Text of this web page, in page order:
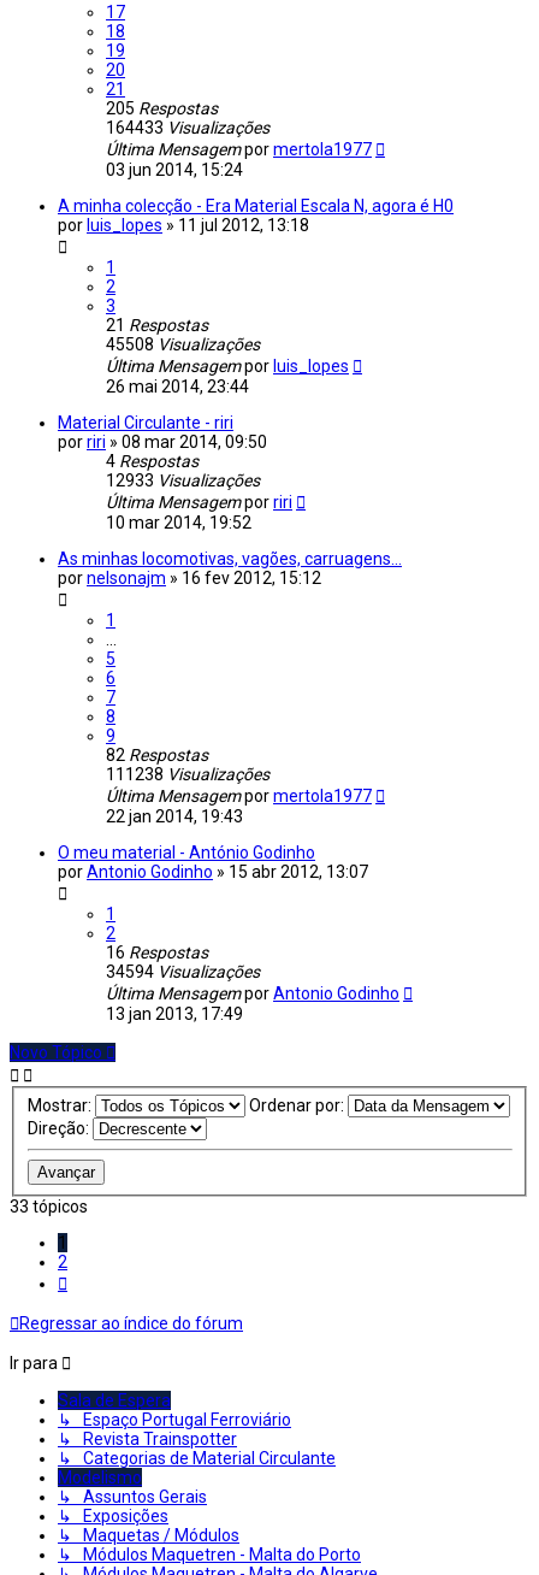
17
18
19
20
21
205 Respostas
164433 Visualizações
Última Mensagempormertola1977
03 jun 2014, 15:24
A minha colecção - Era Material Escala N, agora é H0
por luis_lopes » 11 jul 2012, 13:18
1
2
3
21 Respostas
45508 Visualizações
Última Mensagempor luis_lopes
26 mai 2014, 23:44
Material Circulante - riri
porriri » 08 mar 2014, 09:50
4 Respostas
12933 Visualizações
Última Mensagemporriri
10 mar 2014, 19:52
As minhas locomotivas, vagões, carruagens...
pornelsonajm » 16 fev 2012, 15:12
1
5
6
7
8
9
82 Respostas
111238 Visualizações
Última Mensagempormertola1977
22 jan 2014, 19:43
O meu material - António Godinho
porAntonio Godinho » 15 abr 2012, 13:07
1
2
16 Respostas
34594 Visualizações
Última MensagemporAntonio Godinho
13 jan 2013, 17:49
Novo Tópico
Mostrar:
Ordenar por:
Direção:
33 tópicos
1
2
Regressar ao índice do fórum
Ir para
Sala de Espera
↳ Espaço Portugal Ferroviário
↳ Revista Trainspotter
↳ Categorias de Material Circulante
Modelismo
↳ Assuntos Gerais
↳ Exposições
↳ Maquetas / Módulos
↳ Módulos Maquetren - Malta do Porto